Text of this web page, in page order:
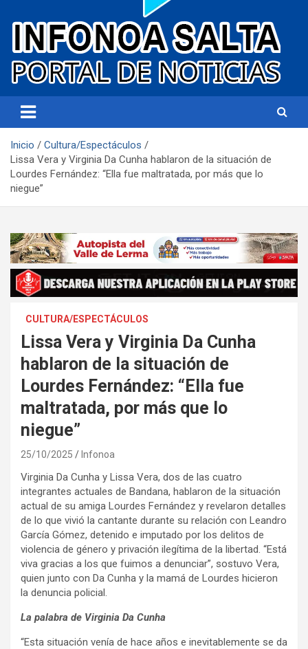
Infonoa Salta
Inicio
Cultura/Espectáculos
Lissa Vera y Virginia Da Cunha hablaron de la situación de
Lourdes Fernández: “Ella fue maltratada, por más que lo
niegue”
CULTURA/ESPECTÁCULOS
Lissa Vera y Virginia Da Cunha
hablaron de la situación de
Lourdes Fernández: “Ella fue
maltratada, por más que lo
niegue”
25/10/2025 Infonoa
Virginia Da Cunha y Lissa Vera, dos de las cuatro
integrantes actuales de Bandana, hablaron de la situación
actual de su amiga Lourdes Fernández y revelaron detalles
de lo que vivió la cantante durante su relación con Leandro
García Gómez, detenido e imputado por los delitos de
violencia de género y privación ilegítima de la libertad. “Está
viva gracias a los que fuimos a denunciar”, sostuvo Vera,
quien junto con Da Cunha y la mamá de Lourdes hicieron
la denuncia policial.
La palabra de Virginia Da Cunha
“Esta situación venía de hace años e inevitablemente se da